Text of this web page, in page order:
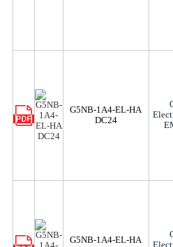
G5NB-1A4-EL-HA
DC24
G5NB-1A4-EL-HA